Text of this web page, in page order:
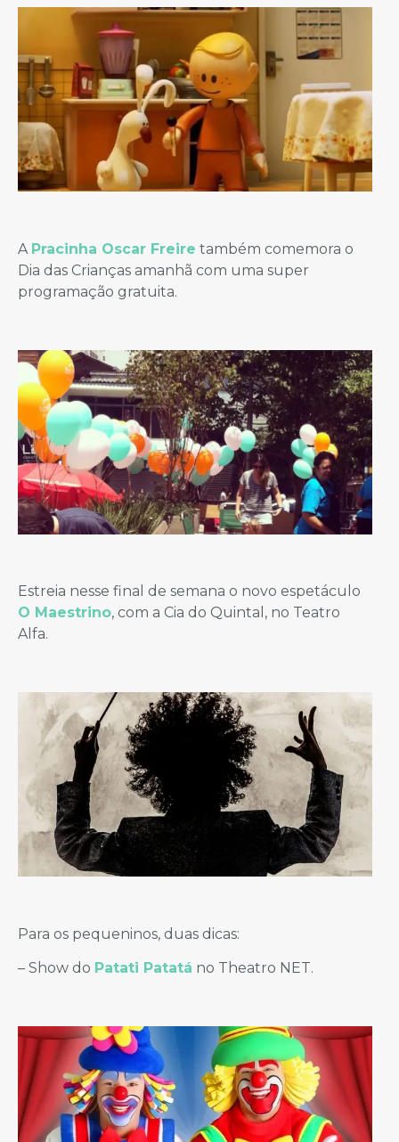
A Pracinha Oscar Freire também comemora o
Dia das Crianças amanhã com uma super
programação gratuita.
Estreia nesse final de semana o novo espetáculo
O Maestrino, com a Cia do Quintal, no Teatro
Alfa.
Para os pequeninos, duas dicas:
– Show do Patati Patatá no Theatro NET.